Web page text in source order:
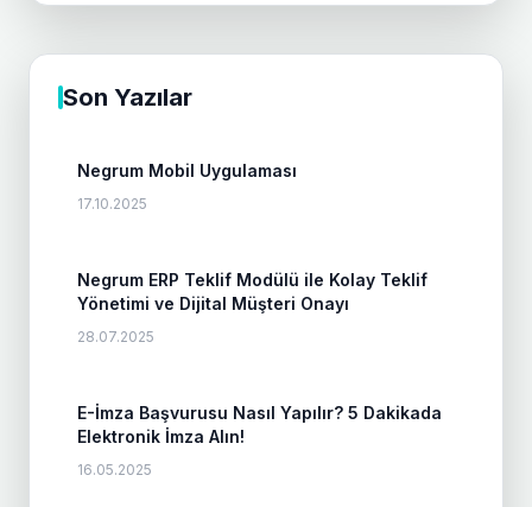
Son Yazılar
Negrum Mobil Uygulaması
17.10.2025
Negrum ERP Teklif Modülü ile Kolay Teklif
Yönetimi ve Dijital Müşteri Onayı
28.07.2025
E-İmza Başvurusu Nasıl Yapılır? 5 Dakikada
Elektronik İmza Alın!
16.05.2025